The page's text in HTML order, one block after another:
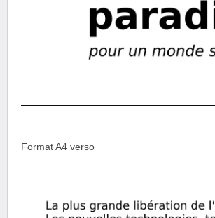
Format A4 verso